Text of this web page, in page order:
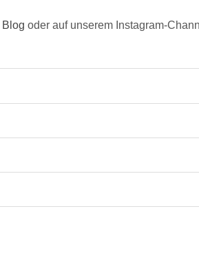
Blog oder auf unserem Instagram-